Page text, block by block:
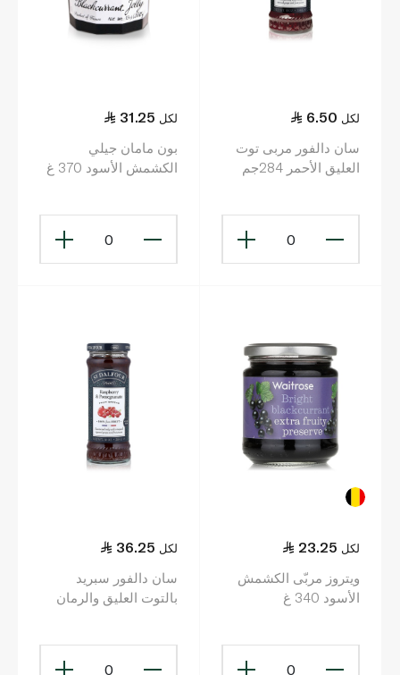
6.50 لكل
سان دالفور مربى توت
العليق الأحمر 284جم
0
31.25 لكل
بون مامان جيلي
الكشمش الأسود 370 غ
0
23.25 لكل
ويتروز مربّى الكشمش
الأسود 340 غ
0
36.25 لكل
سان دالفور سبريد
بالتوت العليق والرمان
0